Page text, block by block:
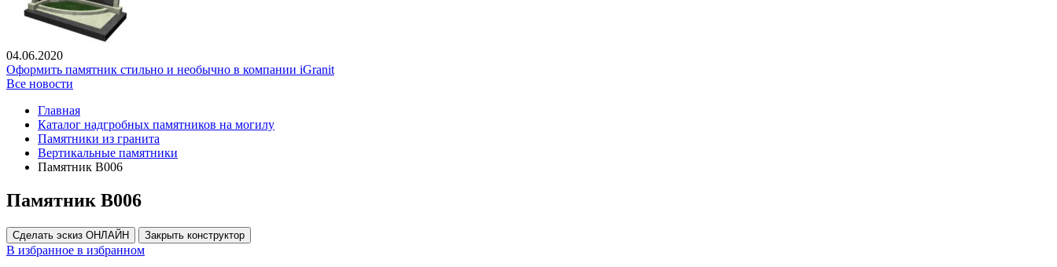
04.06.2020
Оформить памятник стильно и необычно в компании iGranit
Все новости
Главная
Каталог надгробных памятников на могилу
Памятники из гранита
Вертикальные памятники
Памятник В006
Памятник В006
Сделать эскиз ОНЛАЙН Закрыть конструктор
В избранное в избранном